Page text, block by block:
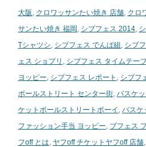
大阪, クロワッサンたい焼き 店舗, クロ
サンたい焼き 福岡, シブフェス 2014,
Tシャツシ, シブフェス でんぱ組, シブ
ェス ショプリ , シブフェス タイムテー
ヨッピー, シブフェス レポート , シブフ
ボールストリート センター街, バスケ
ケットボールストリートボーイ , バスケ
ファッション手当 ヨッピー, ブフェス
フoff とは, ヤフoff チケットヤフoff 店舗,